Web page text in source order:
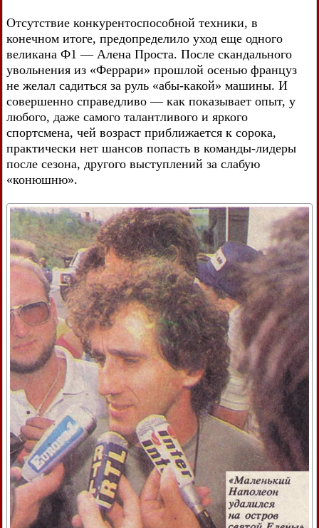
Отсутствие конкурентоспособной техники, в
конечном итоге, предопределило уход еще одного
великана Ф1 — Алена Проста. После скандального
увольнения из «Феррари» прошлой осенью француз
не желал садиться за руль «абы-какой» машины. И
совершенно справедливо — как показывает опыт, у
любого, даже самого талантливого и яркого
спортсмена, чей возраст приближается к сорока,
практически нет шансов попасть в команды-лидеры
после сезона, другого выступлений за слабую
«конюшню».